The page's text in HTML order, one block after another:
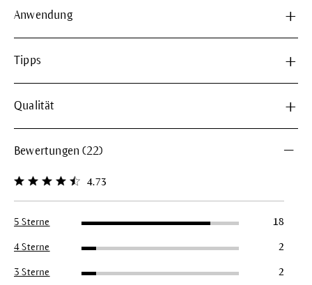
Anwendung
Tipps
Qualität
Bewertungen (22)
Durchschnittliche Bewertung von 4.7 von 5 Sternen
4.73
5 Sterne 18
4 Sterne 2
3 Sterne 2